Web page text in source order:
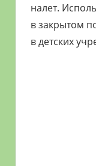
налет.
в закрытом
в детских